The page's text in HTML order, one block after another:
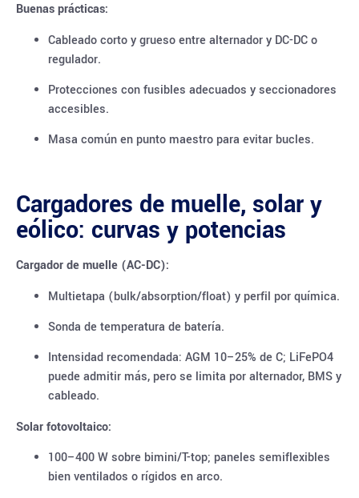
Buenas prácticas:
Cableado corto y grueso entre alternador y DC-DC o
regulador.
Protecciones con fusibles adecuados y seccionadores
accesibles.
Masa común en punto maestro para evitar bucles.
Cargadores de muelle, solar y
eólico: curvas y potencias
Cargador de muelle (AC-DC):
Multietapa (bulk/absorption/float) y perfil por química.
Sonda de temperatura de batería.
Intensidad recomendada: AGM 10–25% de C; LiFePO4
puede admitir más, pero se limita por alternador, BMS y
cableado.
Solar fotovoltaico:
100–400 W sobre bimini/T-top; paneles semiflexibles
bien ventilados o rígidos en arco.